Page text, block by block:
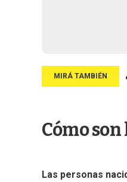
Cómo
Las personas